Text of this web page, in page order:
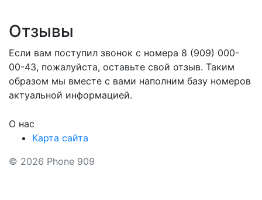
Отзывы
Если вам поступил звонок с номера 8 (909) 000-
00-43, пожалуйста, оставьте свой отзыв. Таким
образом мы вместе с вами наполним базу номеров
актуальной информацией.
О нас
Карта сайта
© 2026 Phone 909